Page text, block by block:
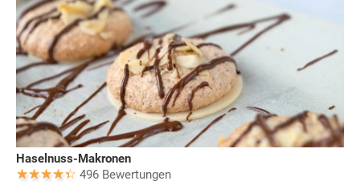
Haselnuss-Makronen
496 Bewertungen